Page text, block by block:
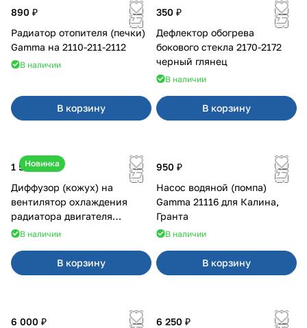
890 ₽
Радиатор отопителя (печки)
Gamma на 2110-211-2112
В наличии
В корзину
350 ₽
Дефлектор обогрева
бокового стекла 2170-2172
черный глянец
В наличии
В корзину
Новинка
1 500 ₽
Диффузор (кожух) на
вентилятор охлаждения
радиатора двигателя
Приора 2170 Panasonic
В наличии
В корзину
950 ₽
Насос водяной (помпа)
Gamma 21116 для Калина,
Гранта
В наличии
В корзину
6 000 ₽
6 250 ₽